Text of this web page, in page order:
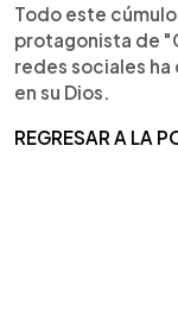
Todo este
protagonista de
redes sociales
en su Dios.
REGRESAR A LA